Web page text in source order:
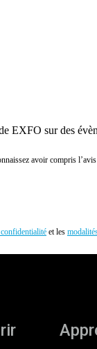
EXFO sur des
avoir compris
et les